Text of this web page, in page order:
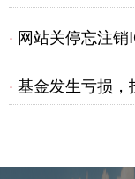
全部诉讼请求
· 网站关停忘注销
理被告胜诉不担
· 基金发生亏损，